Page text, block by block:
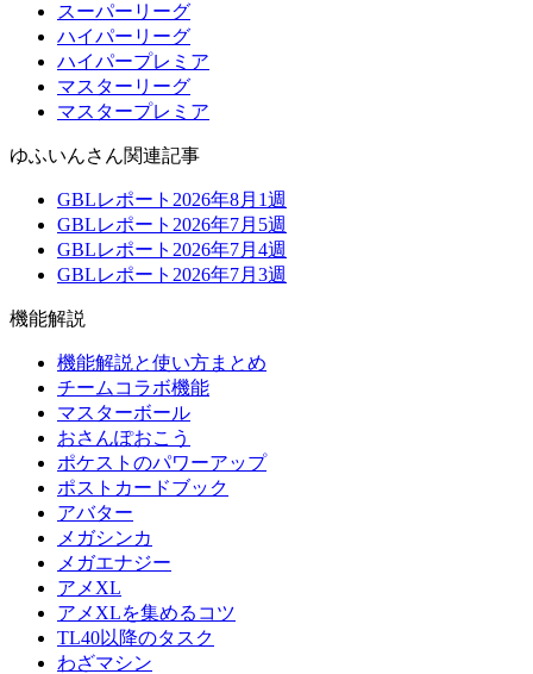
スーパーリーグ
ハイパーリーグ
ハイパープレミア
マスターリーグ
マスタープレミア
ゆふいんさん関連記事
GBLレポート2026年8月1週
GBLレポート2026年7月5週
GBLレポート2026年7月4週
GBLレポート2026年7月3週
機能解説
機能解説と使い方まとめ
チームコラボ機能
マスターボール
おさんぽおこう
ポケストのパワーアップ
ポストカードブック
アバター
メガシンカ
メガエナジー
アメXL
アメXLを集めるコツ
TL40以降のタスク
わざマシン